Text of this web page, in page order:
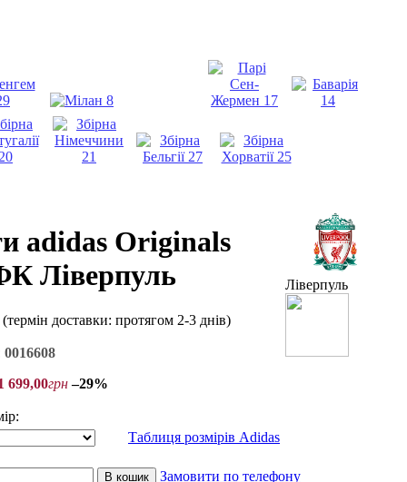
adidas Originals
Ліверпуль
(термін доставки: протягом 2-3 днів)
0016608
Ліверпуль
699,00грн –29%
Таблиця розмірів Adidas
В кошик Замовити по телефону